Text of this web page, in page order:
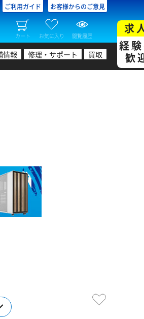
ご利用ガイド お客様からのご意見
カート お気に入り 閲覧履歴
情報 修理・サポート 買取
求
経
歓